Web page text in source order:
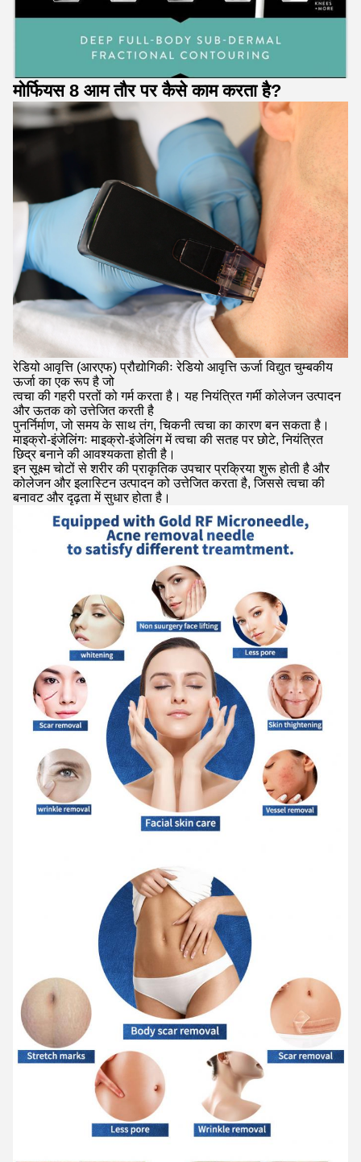
मोर्फियस 8 आम तौर पर कैसे काम करता है?
रेडियो आवृत्ति (आरएफ) प्रौद्योगिकीः रेडियो आवृत्ति ऊर्जा विद्युत चुम्बकीय
ऊर्जा का एक रूप है जो
त्वचा की गहरी परतों को गर्म करता है। यह नियंत्रित गर्मी कोलेजन उत्पादन
और ऊतक को उत्तेजित करती है
पुनर्निर्माण, जो समय के साथ तंग, चिकनी त्वचा का कारण बन सकता है।
माइक्रो-इंजेलिंगः माइक्रो-इंजेलिंग में त्वचा की सतह पर छोटे, नियंत्रित
छिद्र बनाने की आवश्यकता होती है।
इन सूक्ष्म चोटों से शरीर की प्राकृतिक उपचार प्रक्रिया शुरू होती है और
कोलेजन और इलास्टिन उत्पादन को उत्तेजित करता है, जिससे त्वचा की
बनावट और दृढ़ता में सुधार होता है।